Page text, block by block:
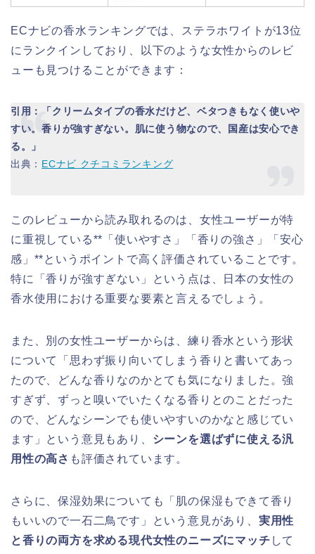
ECナビの香水ランキングでは、ステラホワイトが13位
にランクインしており、以下のような女性からのレビ
ューも見つけることができます：
引用：「クリームタイプの香水だけど、ベタつきもなく使いや
すい。香りが強すぎない。肌に使う物なので、国産は安心でき
る。」
出典： ECナビ クチコミランキング
このレビューから読み取れるのは、女性ユーザーが特
に重視している**「使いやすさ」「香りの強さ」「安心
感」**というポイントで高く評価されていることです。
特に「香りが強すぎない」という点は、日本の女性の
香水使用における重要な要素と言えるでしょう。
また、別の女性ユーザーからは、練り香水という形状
について「思わず振り向いてしまう香りと書いてあっ
たので、どんな香りなのかとても気になりました。強
すぎず、ずっと嗅いでいたくなる香りとのことだった
ので、どんなシーンでも使いやすいのかなと感じてい
ます」という意見もあり、 シーンを選ばずに使える汎
用性の高さ も評価されています。
さらに、保湿効果についても「肌の保湿もできて香り
もいいので一石二鳥です」という意見があり、 実用性
と香りの両方を求める現代女性のニーズにマッチ して